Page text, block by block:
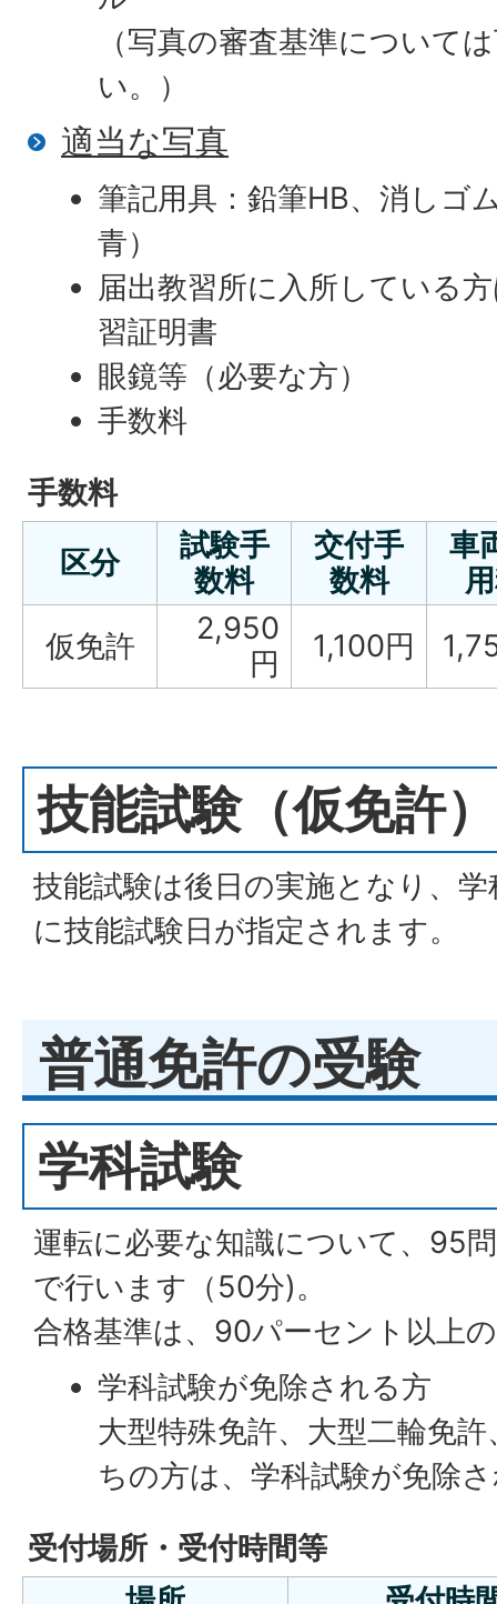
（写真の審査基準について
い。）
適当な写真
筆記用具：鉛筆HB、消しゴ
青）
届出教習所に入所している
習証明書
眼鏡等（必要な方）
手数料
手数料
区分
試験手
数料
交付手
数料
車
仮免許
2,950
円
1,100円
技能試験（仮免許）
技能試験は後日の実施となり、
に技能試験日が指定されます。
普通免許の受験
学科試験
運転に必要な知識について、95
で行います（50分)。
合格基準は、90パーセント以上
学科試験が免除される方
大型特殊免許、大型二輪免
ちの方は、学科試験が免除
受付場所・受付時間等